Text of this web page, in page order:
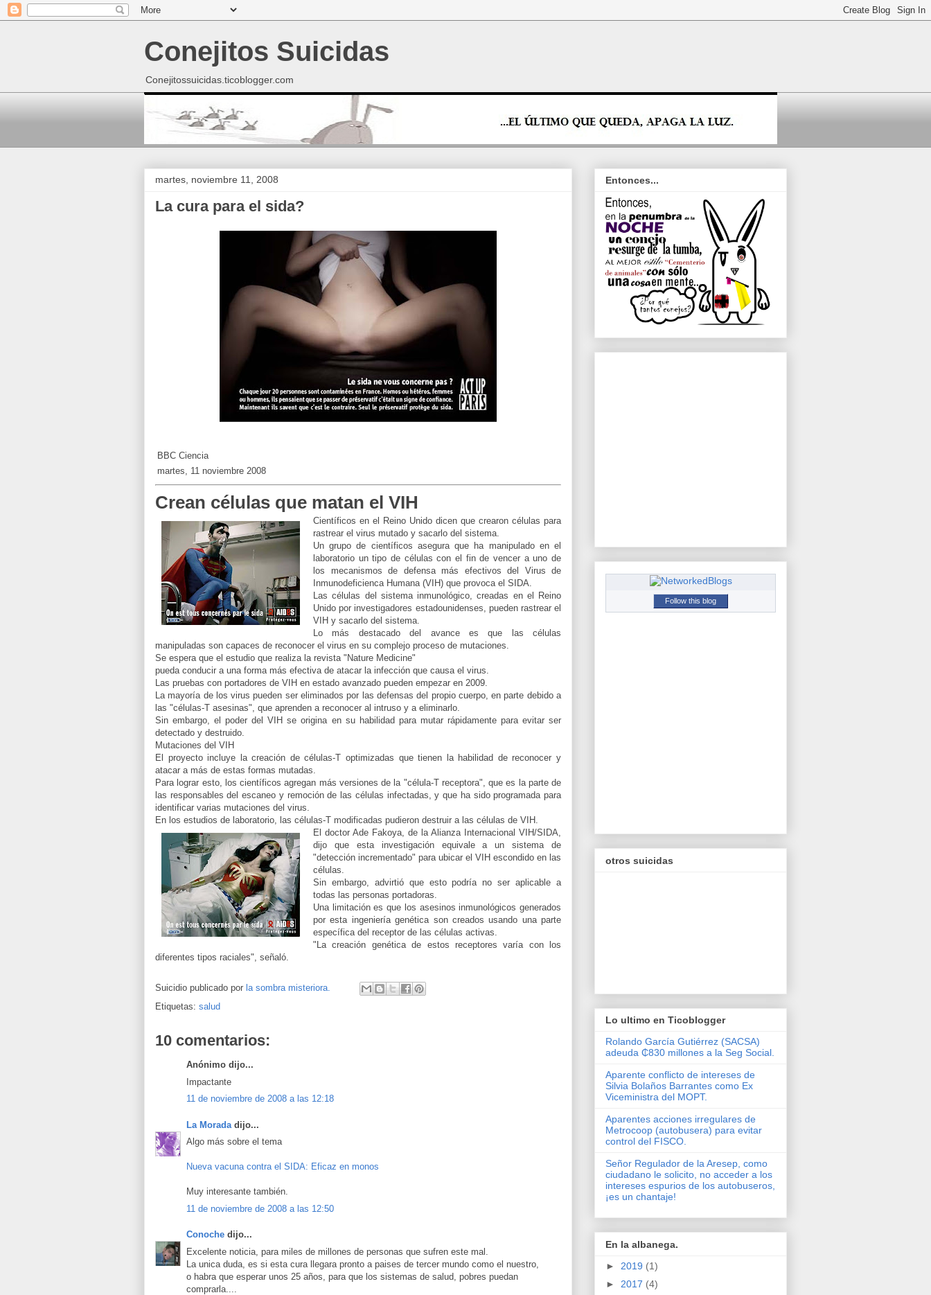
Conejitos Suicidas
Conejitossuicidas.ticoblogger.com
martes, noviembre 11, 2008
La cura para el sida?
BBC Ciencia
martes, 11 noviembre 2008
Crean células que matan el VIH
Científicos en el Reino Unido dicen que crearon células para
rastrear el virus mutado y sacarlo del sistema.
Un grupo de científicos asegura que ha manipulado en el
laboratorio un tipo de células con el fin de vencer a uno de
los mecanismos de defensa más efectivos del Virus de
Inmunodeficienca Humana (VIH) que provoca el SIDA.
Las células del sistema inmunológico, creadas en el Reino
Unido por investigadores estadounidenses, pueden rastrear el
VIH y sacarlo del sistema.
Lo más destacado del avance es que las células
manipuladas son capaces de reconocer el virus en su complejo proceso de mutaciones.
Se espera que el estudio que realiza la revista "Nature Medicine"
pueda conducir a una forma más efectiva de atacar la infección que causa el virus.
Las pruebas con portadores de VIH en estado avanzado pueden empezar en 2009.
La mayoría de los virus pueden ser eliminados por las defensas del propio cuerpo, en parte debido a
las "células-T asesinas", que aprenden a reconocer al intruso y a eliminarlo.
Sin embargo, el poder del VIH se origina en su habilidad para mutar rápidamente para evitar ser
detectado y destruido.
Mutaciones del VIH
El proyecto incluye la creación de células-T optimizadas que tienen la habilidad de reconocer y
atacar a más de estas formas mutadas.
Para lograr esto, los científicos agregan más versiones de la "célula-T receptora", que es la parte de
las responsables del escaneo y remoción de las células infectadas, y que ha sido programada para
identificar varias mutaciones del virus.
En los estudios de laboratorio, las células-T modificadas pudieron destruir a las células de VIH.
El doctor Ade Fakoya, de la Alianza Internacional VIH/SIDA,
dijo que esta investigación equivale a un sistema de
"detección incrementado" para ubicar el VIH escondido en las
células.
Sin embargo, advirtió que esto podría no ser aplicable a
todas las personas portadoras.
Una limitación es que los asesinos inmunológicos generados
por esta ingeniería genética son creados usando una parte
específica del receptor de las células activas.
"La creación genética de estos receptores varía con los
diferentes tipos raciales", señaló.
Suicidio publicado por la sombra misteriora.
Etiquetas: salud
10 comentarios:
Anónimo dijo...
Impactante
11 de noviembre de 2008 a las 12:18
La Morada dijo...
Algo más sobre el tema
Nueva vacuna contra el SIDA: Eficaz en monos
Muy interesante también.
11 de noviembre de 2008 a las 12:50
Conoche dijo...
Excelente noticia, para miles de millones de personas que sufren este mal.
La unica duda, es si esta cura llegara pronto a paises de tercer mundo como el nuestro,
o habra que esperar unos 25 años, para que los sistemas de salud, pobres puedan
comprarla....
Entonces...
Follow this blog
otros suicidas
Lo ultimo en Ticoblogger
Rolando García Gutiérrez (SACSA)
adeuda ₵830 millones a la Seg Social.
Aparente conflicto de intereses de
Silvia Bolaños Barrantes como Ex
Viceministra del MOPT.
Aparentes acciones irregulares de
Metrocoop (autobusera) para evitar
control del FISCO.
Señor Regulador de la Aresep, como
ciudadano le solicito, no acceder a los
intereses espurios de los autobuseros,
¡es un chantaje!
En la albanega.
► 2019 (1)
► 2017 (4)